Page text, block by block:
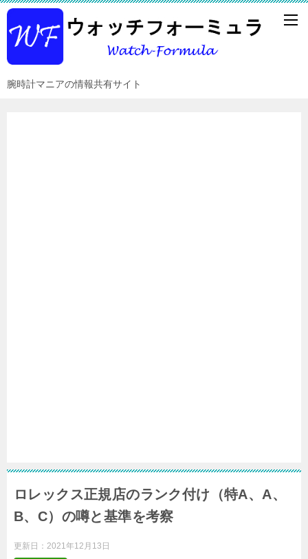
腕時計マニアの情報共有サイト
ロレックス正規店のランク付け（特A、A、
B、C）の噂と基準を考察
更新日： 2021年12月13日